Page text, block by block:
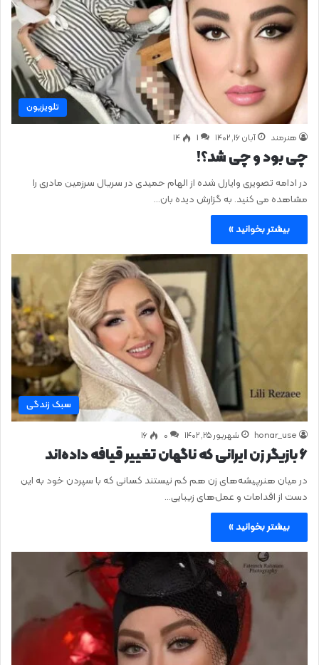
تلویزیون
هنرمند آبان ۱۶, ۱۴۰۲ 1 ۱۴
چی بود و چی شد؟!
در ادامه تصویری وایارل شده از الهام حمیدی در سریال سرزمین مادری را
مشاهده می کنید. به گزارش دیده بان…
بیشتر بخوانید »
سبک زندگی
honar_use شهریور ۲۵, ۱۴۰۲ 0 ۱۶
۶ بازیگر زن ایرانی که ناگهان تغییر قیافه داده‌اند
در میان هنرپیشه‌های زن هم کم نیستند کسانی که با سپردن خود به این
دست از اقدامات و عمل‌های زیبایی…
بیشتر بخوانید »